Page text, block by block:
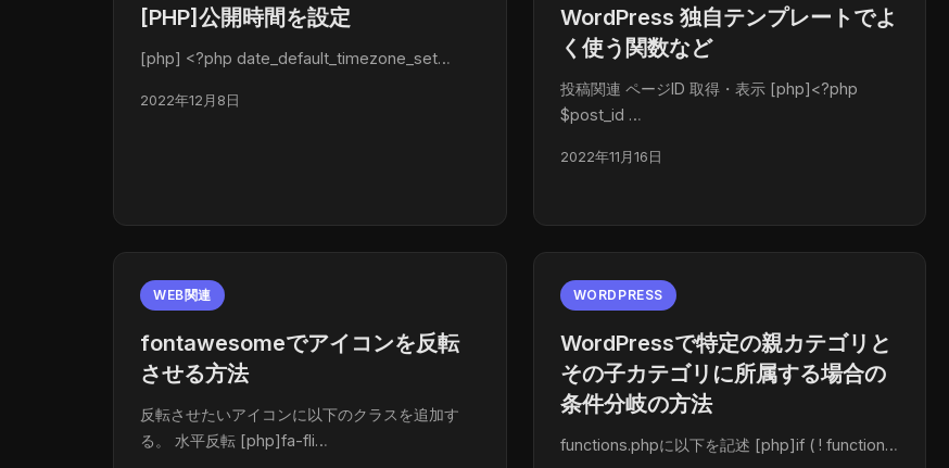
[PHP]公開時間を設定
[php] <?php date_default_timezone_set…
2022年12月8日
WordPress 独自テンプレートでよ
く使う関数など
投稿関連 ページID 取得・表示 [php]<?php
$post_id …
2022年11月16日
WEB関連
fontawesomeでアイコンを反転
させる方法
反転させたいアイコンに以下のクラスを追加す
る。 水平反転 [php]fa-fli…
WORDPRESS
WordPressで特定の親カテゴリと
その子カテゴリに所属する場合の
条件分岐の方法
functions.phpに以下を記述 [php]if ( ! function…